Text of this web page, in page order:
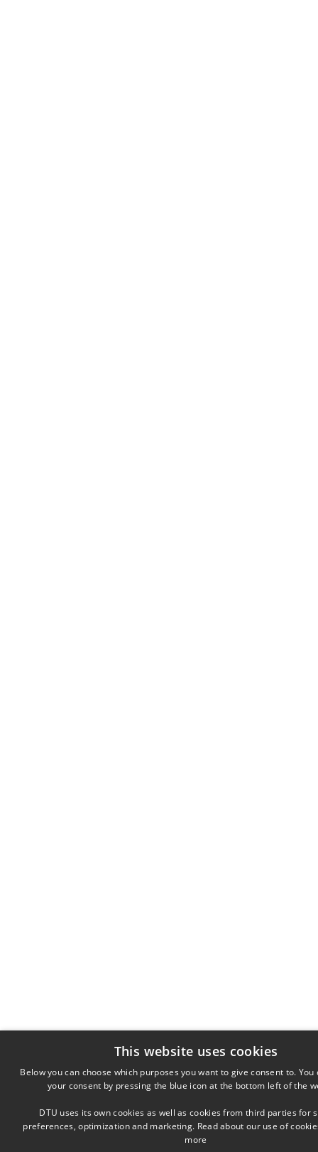
This website uses cookies
Below you can choose which purposes you want to give consent to.
your consent by pressing the blue icon at the bottom left of the
DTU uses its own cookies as well as cookies from third parties for
preferences, optimization and marketing. Read about our use of
more